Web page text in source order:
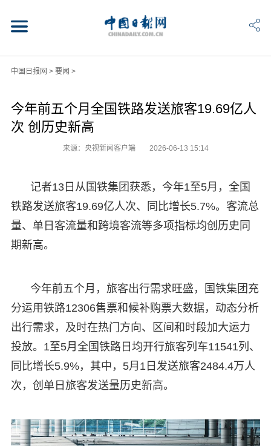
中国日报网 > 要闻 >
今年前五个月全国铁路发送旅客19.69亿人
次 创历史新高
来源：央视新闻客户端 2026-06-13 15:14
记者13日从国铁集团获悉，今年1至5月，全国
铁路发送旅客19.69亿人次、同比增长5.7%。客流总
量、单日客流量和跨境客流等多项指标均创历史同
期新高。
今年前五个月，旅客出行需求旺盛，国铁集团充
分运用铁路12306售票和候补购票大数据，动态分析
出行需求，及时在热门方向、区间和时段加大运力
投放。1至5月全国铁路日均开行旅客列车11541列、
同比增长5.9%，其中，5月1日发送旅客2484.4万人
次，创单日旅客发送量历史新高。